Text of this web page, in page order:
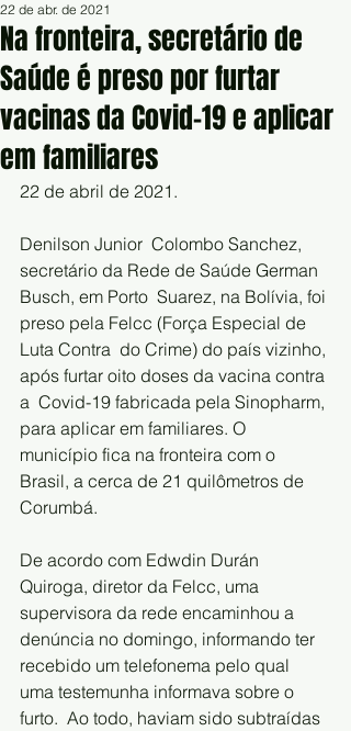
Na fronteira, secretário de
Saúde é preso por furtar
vacinas da Covid-19 e aplicar
em familiares
22 de abr. de 2021
22 de abril de 2021.
Denilson Junior  Colombo Sanchez,
secretário da Rede de Saúde German
Busch, em Porto  Suarez, na Bolívia, foi
preso pela Felcc (Força Especial de
Luta Contra  do Crime) do país vizinho,
após furtar oito doses da vacina contra
a  Covid-19 fabricada pela Sinopharm,
para aplicar em familiares. O
município fica na fronteira com o
Brasil, a cerca de 21 quilômetros de
Corumbá.
De acordo com Edwdin Durán
Quiroga, diretor da Felcc, uma
supervisora da rede encaminhou a
denúncia no domingo, informando ter
recebido um telefonema pelo qual
uma testemunha informava sobre o
furto.  Ao todo, haviam sido subtraídas